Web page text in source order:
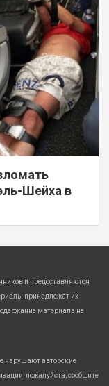
Шейха в
и предоставляются
принадлежат их
материала не
нарушают авторские
пожалуйста, сообщите